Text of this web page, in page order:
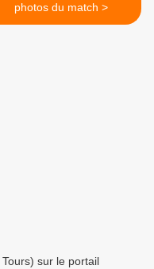
photos du match >
sur le portail